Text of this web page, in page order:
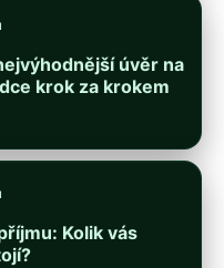
úvěr na
krok za krokem
Kolik vás